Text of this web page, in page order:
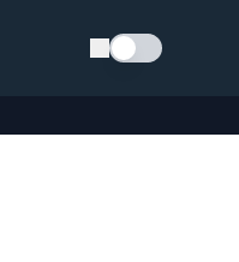
Schimba tema